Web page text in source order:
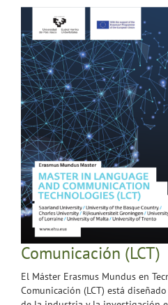
Comunicación (LCT)
El Máster Erasmus Mundus en
Comunicación (LCT) está